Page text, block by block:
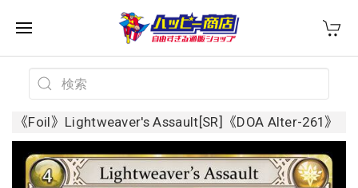
《Foil》Lightweaver's Assault[SR]《DOA Alter-261》